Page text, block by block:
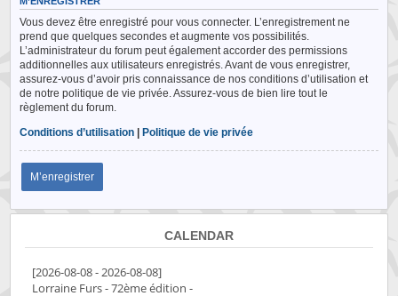
Vous devez être enregistré pour vous connecter. L’enregistrement ne
prend que quelques secondes et augmente vos possibilités.
L’administrateur du forum peut également accorder des permissions
additionnelles aux utilisateurs enregistrés. Avant de vous enregistrer,
assurez-vous d’avoir pris connaissance de nos conditions d’utilisation et
de notre politique de vie privée. Assurez-vous de bien lire tout le
règlement du forum.
Conditions d’utilisation |Politique de vie privée
M’enregistrer
CALENDAR